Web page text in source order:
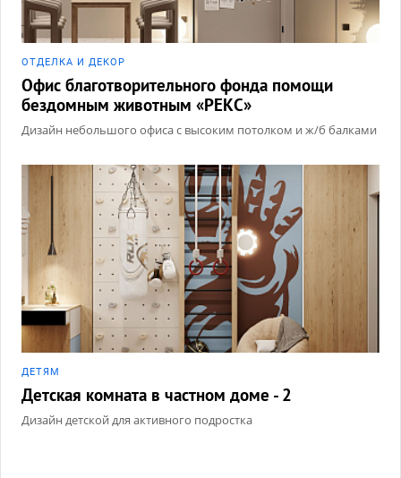
ОТДЕЛКА И ДЕКОР
Офис благотворительного фонда помощи
бездомным животным «РЕКС»
Дизайн небольшого офиса с высоким потолком и ж/б балками
ДЕТЯМ
Детская комната в частном доме - 2
Дизайн детской для активного подростка